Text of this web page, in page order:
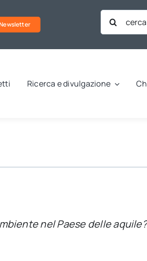
Cerca
per:
Ricerca e divulgazione
nel Paese delle aquile?